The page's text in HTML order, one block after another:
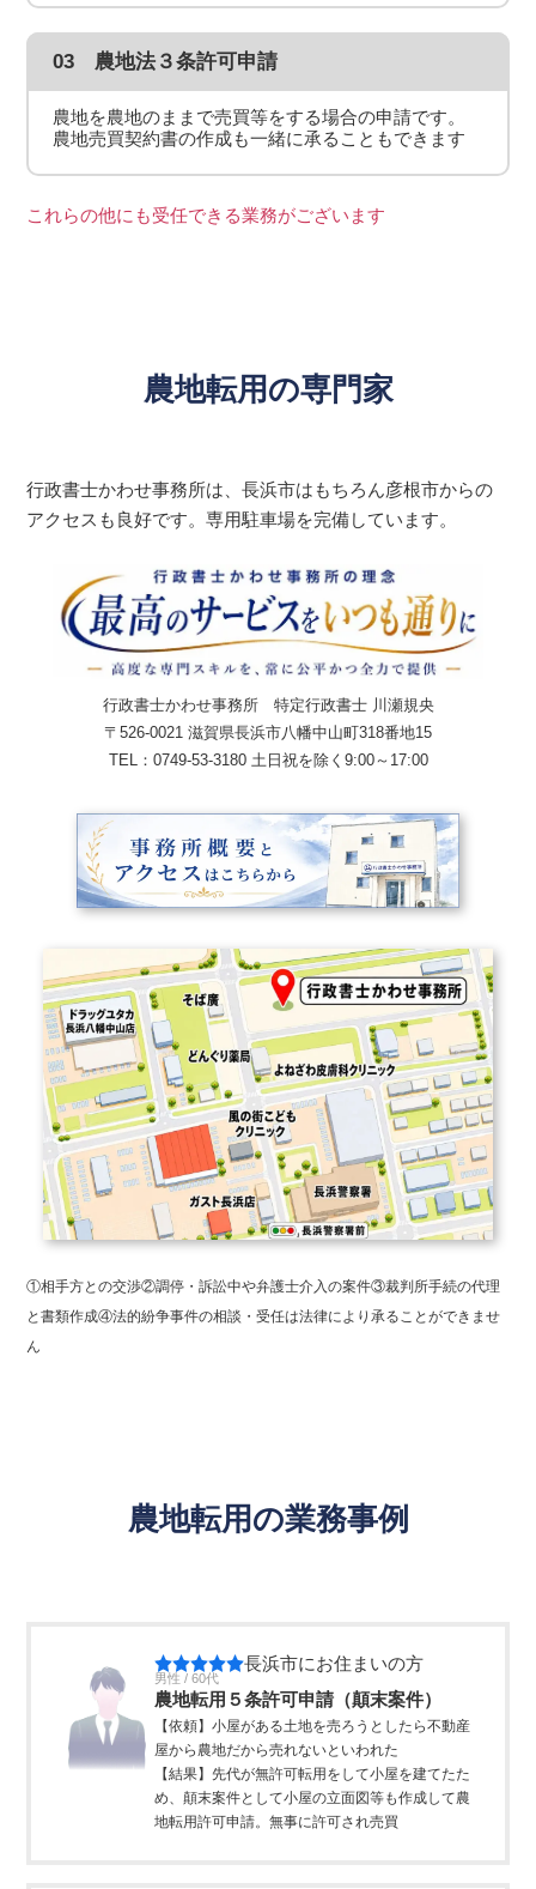
03 農地法３条許可申請
農地を農地のままで売買等をする場合の申請です。
農地売買契約書の作成も一緒に承ることもできます
これらの他にも受任できる業務がございます
農地転用の専門家
行政書士かわせ事務所は、長浜市はもちろん彦根市からの
アクセスも良好です。専用駐車場を完備しています。
行政書士かわせ事務所 特定行政書士 川瀬規央
〒526-0021 滋賀県長浜市八幡中山町318番地15
TEL：0749-53-3180 土日祝を除く9:00～17:00
①相手方との交渉②調停・訴訟中や弁護士介入の案件③裁判所手続の代理
と書類作成④法的紛争事件の相談・受任は法律により承ることができませ
ん
農地転用の業務事例
長浜市にお住まいの方
男性 / 60代
農地転用５条許可申請（顛末案件）
【依頼】小屋がある土地を売ろうとしたら不動産
屋から農地だから売れないといわれた
【結果】先代が無許可転用をして小屋を建てたた
め、顛末案件として小屋の立面図等も作成して農
地転用許可申請。無事に許可され売買